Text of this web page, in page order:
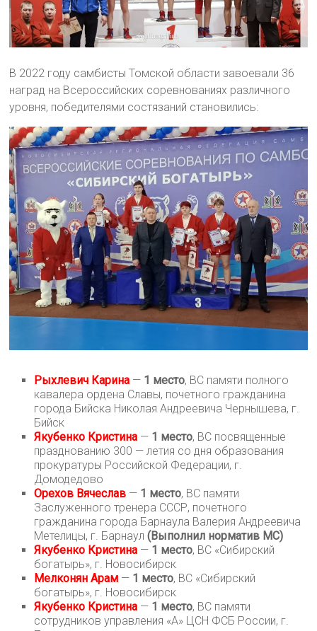
В 2022 году самбисты Томской области завоевали 36
наград на Всероссийских соревнованиях различного
уровня, победителями состязаний становились:
Рыхлевич Карина — 1 место, ВС памяти полного
кавалера ордена Славы, почетного гражданина
города Бийска Николая Андреевича Чернышева, г.
Бийск
Якубенко Кристина — 1 место, ВС посвященные
празднованию 300 — летия со дня образования
прокуратуры Российской Федерации, г.
Домодедово
Орехов Вячеслав — 1 место, ВС памяти
Заслуженного тренера СССР, почетного
гражданина города Барнаула Валерия Андреевича
Метелицы, г. Барнаул(Выполнил норматив МС)
Якубенко Кристина — 1 место, ВС «Сибирский
богатырь», г. Новосибирск
Мелконян Арам — 1 место, ВС «Сибирский
богатырь», г. Новосибирск
Якубенко Кристина — 1 место, ВС памяти
сотрудников управления «А» ЦСН ФСБ России, г.